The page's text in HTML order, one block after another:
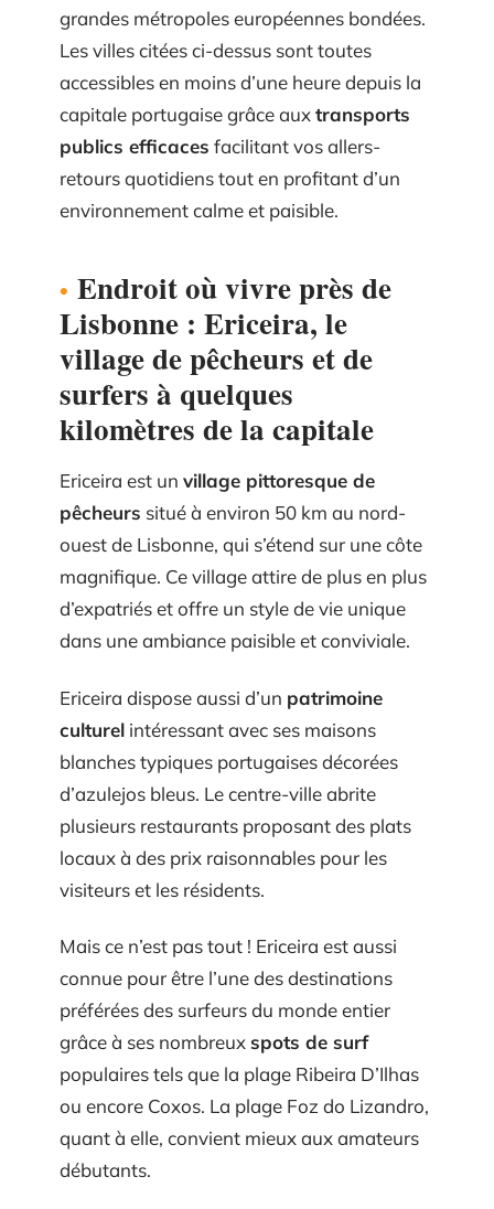
grandes métropoles européennes bondées.
Les villes citées ci-dessus sont toutes
accessibles en moins d’une heure depuis la
capitale portugaise grâce auxtransports
publics efficaces facilitant vos allers-
retours quotidiens tout en profitant d’un
environnement calme et paisible.
Endroit où vivre près de
Lisbonne : Ericeira, le
village de pêcheurs et de
surfers à quelques
kilomètres de la capitale
Ericeira est un village pittoresque de
pêcheurs situé à environ 50 km au nord-
ouest de Lisbonne, qui s’étend sur une côte
magnifique. Ce village attire de plus en plus
d’expatriés et offre un style de vie unique
dans une ambiance paisible et conviviale.
Ericeira dispose aussi d’un patrimoine
culturel intéressant avec ses maisons
blanches typiques portugaises décorées
d’azulejos bleus. Le centre-ville abrite
plusieurs restaurants proposant des plats
locaux à des prix raisonnables pour les
visiteurs et les résidents.
Mais ce n’est pas tout ! Ericeira est aussi
connue pour être l’une des destinations
préférées des surfeurs du monde entier
grâce à ses nombreuxspots de surf
populaires tels que la plage Ribeira D’Ilhas
ou encore Coxos. La plage Foz do Lizandro,
quant à elle, convient mieux aux amateurs
débutants.